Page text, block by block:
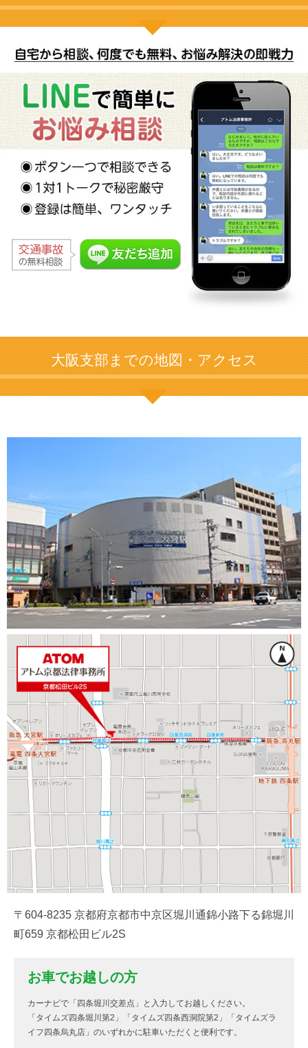
大阪支部までの地図・アクセス
〒604-8235 京都府京都市中京区堀川通錦小路下る錦堀川
町659 京都松田ビル2S
お車でお越しの方
カーナビで「四条堀川交差点」と入力してお越しください。
「タイムズ四条堀川第2」「タイムズ四条西洞院第2」「タイムズラ
イフ四条烏丸店」のいずれかに駐車いただくと便利です。